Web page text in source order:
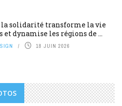
la solidarité transforme la vie
et dynamise les régions de ...
18 JUIN 2026